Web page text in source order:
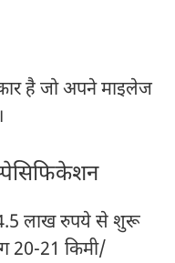
है जो अपने माइलेज
लाख रुपये से शुरू
20-21 किमी/